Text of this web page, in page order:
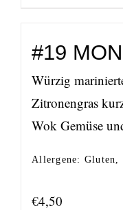
#19
Würzig
Zitronengras
Wok Gemüse
Allergene: Gluten,
€4,50